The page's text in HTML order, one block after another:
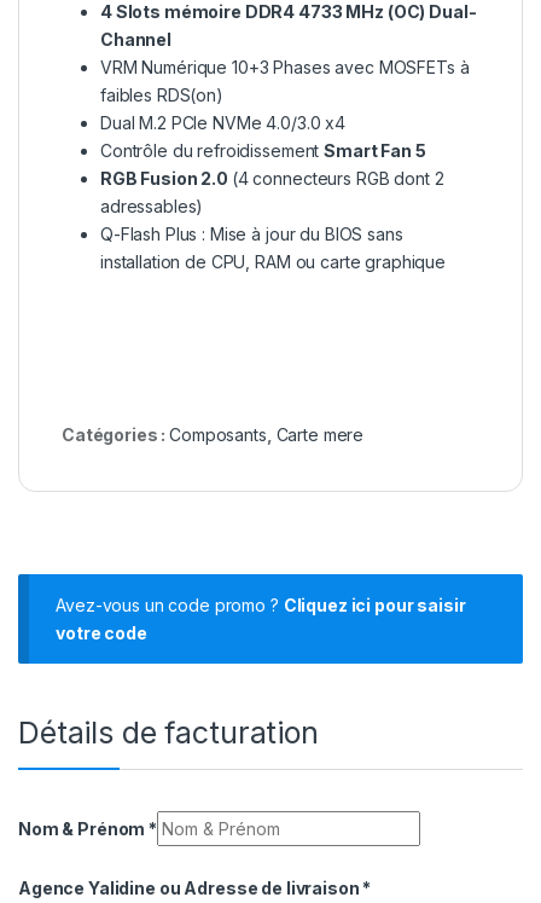
4 Slots mémoire DDR4 4733 MHz (OC) Dual-
Channel
VRM Numérique 10+3 Phases avec MOSFETs à
faibles RDS(on)
Dual M.2 PCIe NVMe 4.0/3.0 x4
Contrôle du refroidissementSmart Fan 5
RGB Fusion 2.0 (4 connecteurs RGB dont 2
adressables)
Q-Flash Plus : Mise à jour du BIOS sans
installation de CPU, RAM ou carte graphique
Catégories :Composants Carte mere
Avez-vous un code promo ? Cliquez ici pour saisir
votre code
Détails de facturation
Nom & Prénom *
Agence Yalidine ou Adresse de livraison *